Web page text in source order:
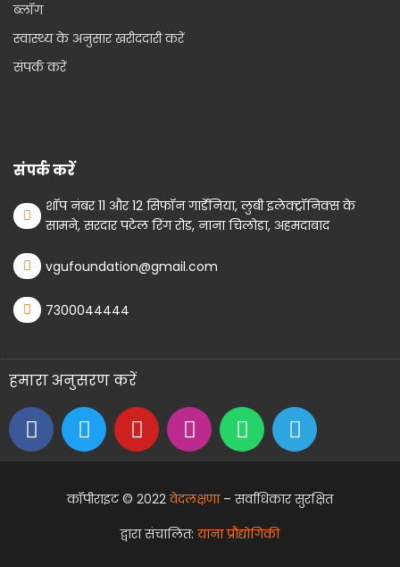
ब्लॉग
स्वास्थ्य के अनुसार खरीददारी करें
संपर्क करें
संपर्क करें
शॉप नंबर 11 और 12 सिफॉन गार्डेनिया, लुबी इलेक्ट्रॉनिक्स के
सामने, सरदार पटेल रिंग रोड, नाना चिलोडा, अहमदाबाद
vgufoundation@gmail.com
7300044444
हमारा अनुसरण करें
कॉपीराइट © 2022वेदलक्षणा– सर्वाधिकार सुरक्षित
द्वारा संचालित: याना प्रौद्योगिकी